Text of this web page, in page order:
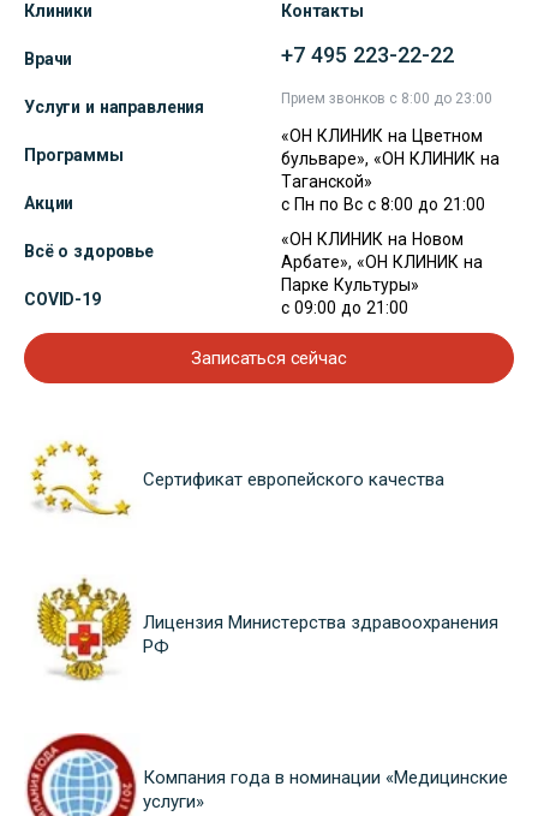
Клиники
Врачи
Услуги и направления
Программы
Акции
Всё о здоровье
COVID-19
Контакты
+7 495 223-22-22
Прием звонков с 8:00 до 23:00
«ОН КЛИНИК на Цветном
бульваре», «ОН КЛИНИК на
Таганской»
с Пн по Вс с 8:00 до 21:00
«ОН КЛИНИК на Новом
Арбате», «ОН КЛИНИК на
Парке Культуры»
с 09:00 до 21:00
Записаться сейчас
Сертификат европейского качества
Лицензия Министерства здравоохранения
РФ
Компания года в номинации «Медицинские
услуги»